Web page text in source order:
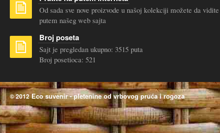
Od sada sve nove proizvode u našoj kolekciji možete da vidite
putem našeg web sajta
Broj poseta
Sajt je pregledan ukupno: 3515 puta
Broj posetioca: 521
© 2012Eco suvenir - pletenine od vrbovog pruća i rogoza